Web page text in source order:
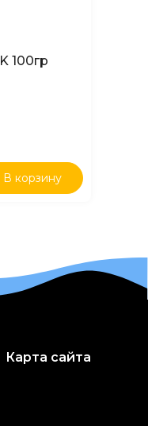
100гр
В корзину
Карта сайта